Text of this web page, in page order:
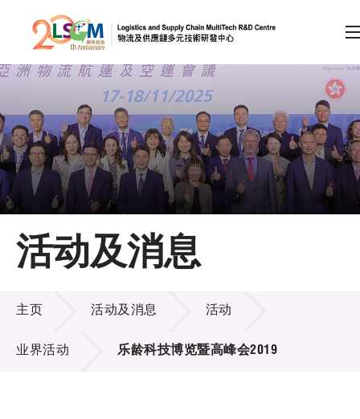
跳到内容（按回车键）
会员登录
A A EN 繁 简
主页
关于LSCM
技术商品化
项目及资助计划
活动及消息
活动及消息
活动及消息
主页 活动及消息 活动
业界活动 乐龄科技博览暨高峰会2019